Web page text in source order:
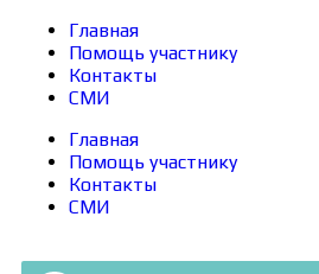
Главная
Помощь участнику
Контакты
СМИ
Главная
Помощь участнику
Контакты
СМИ